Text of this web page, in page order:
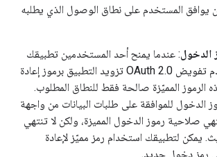
يوافق المستخدم على نطاق الوصول الذي يطلبه
الدخول: عندما يمنح أحد المستخدمين تطبيقك
إذن الوصول، فإن خادم تفويض OAuth 2.0 تزويد التطبيق برموز إعادة
الرموز المميّزة صالحة فقط للنطاق المطلوب.
للموافقة على طلبات البيانات من واجهة
صلاحية رموز الدخول المميزة، ولكن لا تنتهي
يمكن لتطبيقك استخدام رمز مميّز لإعادة
رمز دخول جديد.